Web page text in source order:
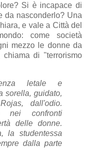
Si è incapace di
da nasconderlo? Una
e vale a Città del
come società
mezzo le donne da
di "terrorismo
letale e
sorella, guidato,
dall'odio.
nei confronti
delle donne.
la studentessa
dalla parte